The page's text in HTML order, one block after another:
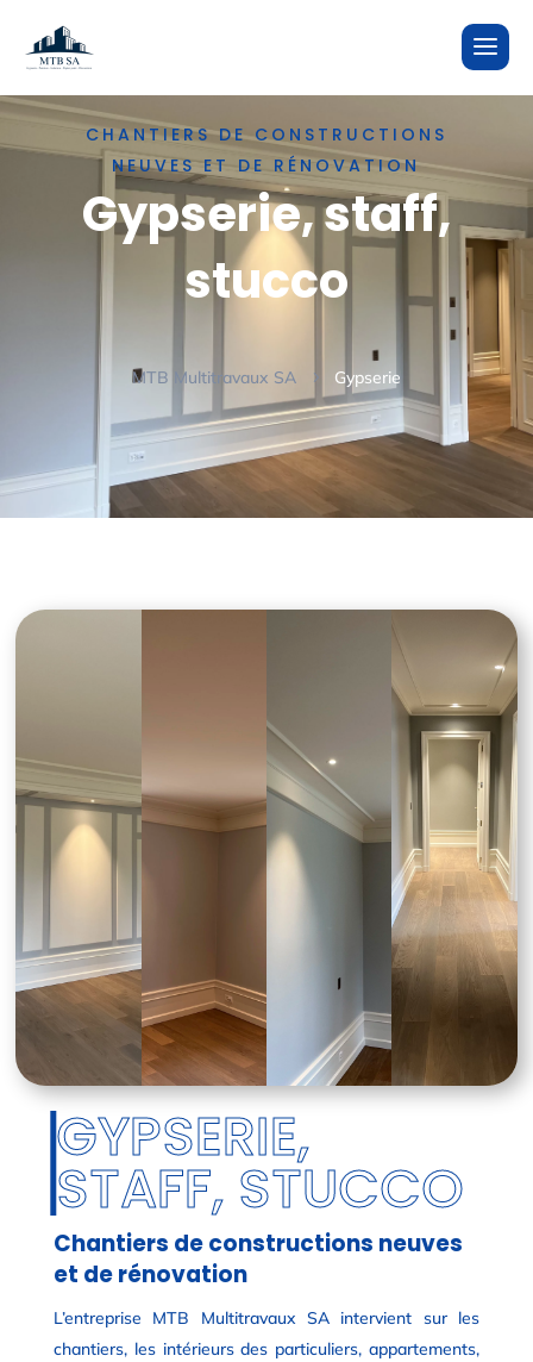
CHANTIERS DE CONSTRUCTIONS
NEUVES ET DE RÉNOVATION
Gypserie, staff,
stucco
MTB Multitravaux SA 5 Gypserie
Chantiers de constructions neuves
et de rénovation
L’entreprise MTB Multitravaux SA intervient sur les
chantiers, les intérieurs des particuliers, appartements,